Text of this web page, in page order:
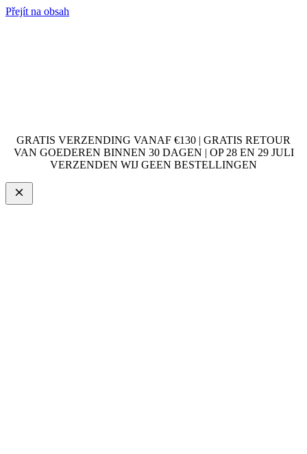
Přejít na obsah
GRATIS VERZENDING VANAF €130 | GRATIS RETOUR
VAN GOEDEREN BINNEN 30 DAGEN | OP 28 EN 29 JULI
VERZENDEN WIJ GEEN BESTELLINGEN